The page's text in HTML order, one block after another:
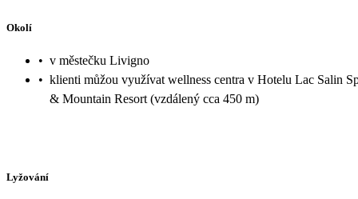
Okolí
• v městečku Livigno
• klienti můžou využívat wellness centra v Hotelu Lac Salin
& Mountain Resort (vzdálený cca 450 m)
Lyžování